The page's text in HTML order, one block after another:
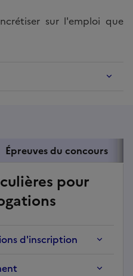
sur l'emploi que
Épreuves du concours
pour
d'inscription